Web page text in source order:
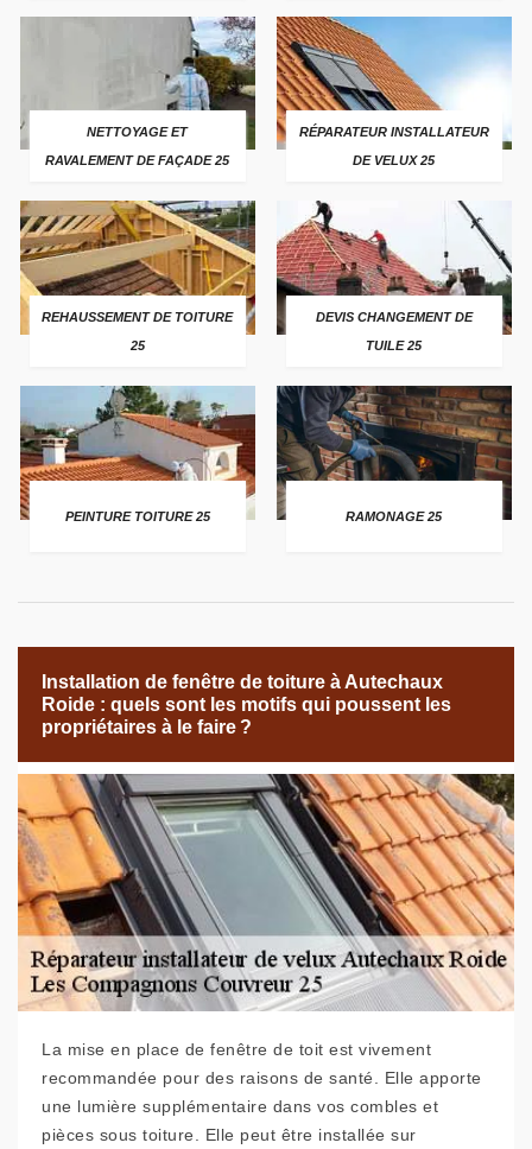
NETTOYAGE ET
RAVALEMENT DE FAÇADE 25
RÉPARATEUR INSTALLATEUR
DE VELUX 25
REHAUSSEMENT DE TOITURE
25
DEVIS CHANGEMENT DE
TUILE 25
PEINTURE TOITURE 25 RAMONAGE 25
Installation de fenêtre de toiture à Autechaux
Roide : quels sont les motifs qui poussent les
propriétaires à le faire ?
La mise en place de fenêtre de toit est vivement
recommandée pour des raisons de santé. Elle apporte
une lumière supplémentaire dans vos combles et
pièces sous toiture. Elle peut être installée sur